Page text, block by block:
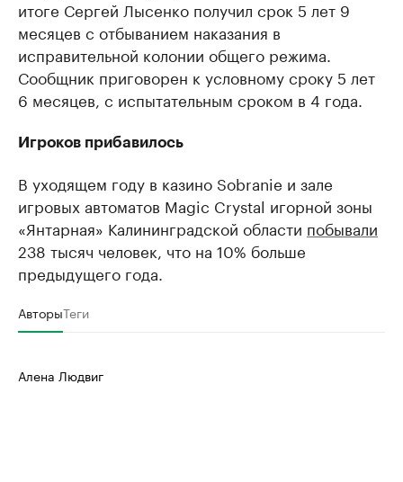
итоге Сергей Лысенко получил срок 5 лет 9
месяцев с отбыванием наказания в
исправительной колонии общего режима.
Сообщник приговорен к условному сроку 5 лет
6 месяцев, с испытательным сроком в 4 года.
Игроков прибавилось
В уходящем году в казино Sobranie и зале
игровых автоматов Magic Crystal игорной зоны
«Янтарная» Калининградской области побывали
238 тысяч человек, что на 10% больше
предыдущего года.
АвторыТеги
Алена Людвиг